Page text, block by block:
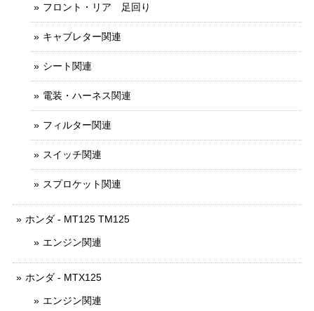
フロント・リア 足回り
キャブレター関連
シート関連
電装・ハーネス関連
フィルター関連
スイッチ関連
スプロケット関連
ホンダ - MT125 TM125
エンジン関連
ホンダ - MTX125
エンジン関連